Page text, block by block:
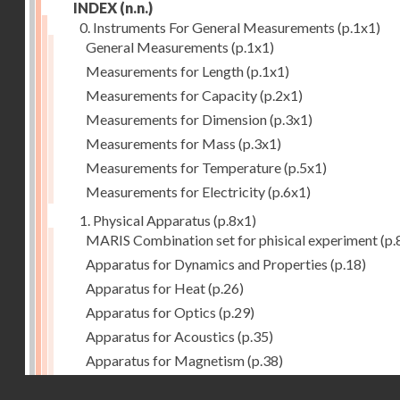
INDEX (n.n.)
0. Instruments For General Measurements (p.1x1)
General Measurements (p.1x1)
Measurements for Length(p.1x1)
Measurements for Capacity(p.2x1)
Measurements for Dimension(p.3x1)
Measurements for Mass (p.3x1)
Measurements for Temperature(p.5x1)
Measurements for Electricity(p.6x1)
1. Physical Apparatus (p.8x1)
MARIS Combination set for phisical experiment
Apparatus for Dynamics and Properties (p.18)
Apparatus for Heat(p.26)
Apparatus for Optics (p.29)
Apparatus for Acoustics (p.35)
Apparatus for Magnetism(p.38)